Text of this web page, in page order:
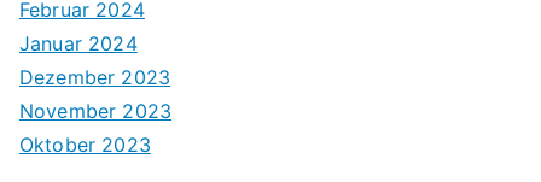
Februar 2024
Januar 2024
Dezember 2023
November 2023
Oktober 2023